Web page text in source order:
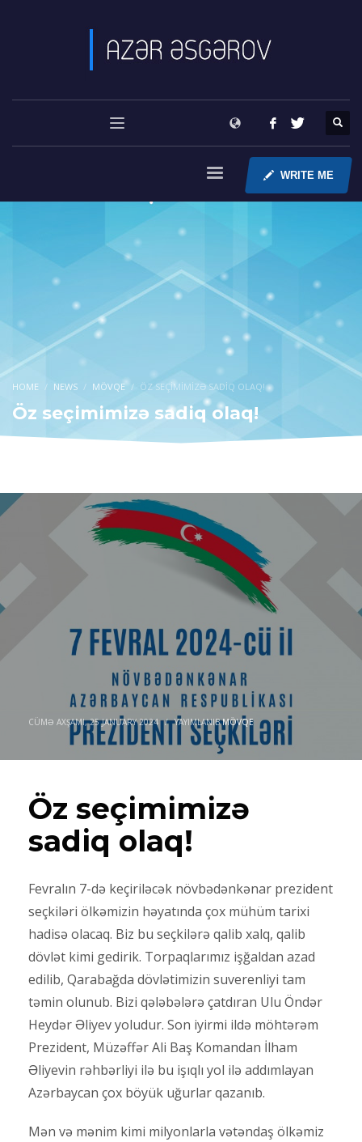
WRITE ME
HOME NEWS MÖVQE ÖZ SEÇIMIMIZƏ SADIQ OLAQ!
Öz seçimimizə sadiq olaq!
CÜMƏ AXŞAMI, 25 JANUARY 2024 / YAYIMLANIBMÖVQE
Öz seçimimizə
sadiq olaq!
Fevralın 7-də keçiriləcək növbədənkənar prezident
seçkiləri ölkəmizin həyatında çox mühüm tarixi
hadisə olacaq. Biz bu seçkilərə qalib xalq, qalib
dövlət kimi gedirik. Torpaqlarımız işğaldan azad
edilib, Qarabağda dövlətimizin suverenliyi tam
təmin olunub. Bizi qələbələrə çatdıran Ulu Öndər
Heydər Əliyev yoludur. Son iyirmi ildə möhtərəm
Prezident, Müzəffər Ali Baş Komandan İlham
Əliyevin rəhbərliyi ilə bu işıqlı yol ilə addımlayan
Azərbaycan çox böyük uğurlar qazanıb.
Mən və mənim kimi milyonlarla vətəndaş ölkəmiz